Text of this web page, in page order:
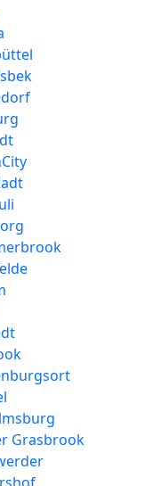
Grasbrook